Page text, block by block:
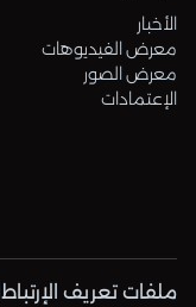
الأخبار
معرض الفيديوهات
معرض الصور
الإعتمادات
ملفات تعريف الإرتباط